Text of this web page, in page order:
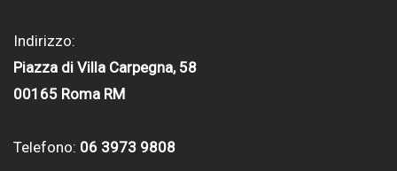
Indirizzo:
Piazza di Villa Carpegna, 58
00165 Roma RM
Telefono: 06 3973 9808